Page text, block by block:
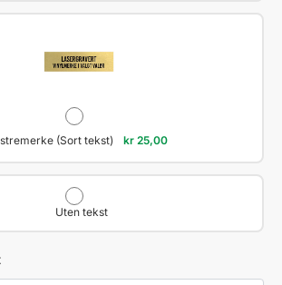
(Sort tekst) kr 25,00
Uten tekst